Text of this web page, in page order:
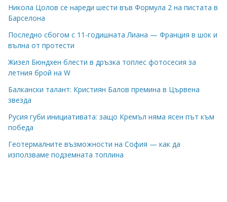
Никола Цолов се нареди шести във Формула 2 на пистата в
Барселона
Последно сбогом с 11-годишната Лиана — Франция в шок и
вълна от протести
Жизел Бюндхен блести в дръзка топлес фотосесия за
летния брой на W
Балкански талант: Кристиян Балов премина в Цървена
звезда
Русия губи инициативата: защо Кремъл няма ясен път към
победа
Геотермалните възможности на София — как да
използваме подземната топлина